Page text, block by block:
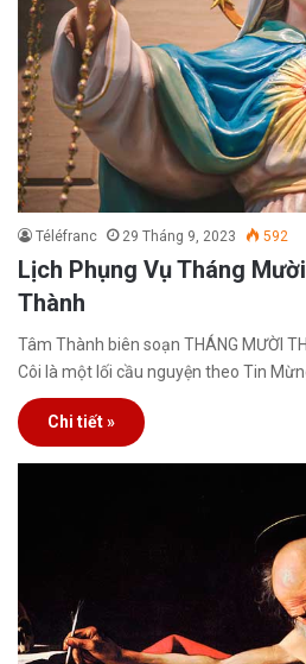
Téléfranc 29 Tháng 9, 2023 592
Lịch Phụng Vụ Tháng
Thành
Tâm Thành biên soạn THÁNG MƯỜI
Côi là một lối cầu nguyện theo Tin
Chi tiết »